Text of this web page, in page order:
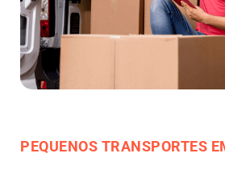
PEQUENOS TRANSPORTES